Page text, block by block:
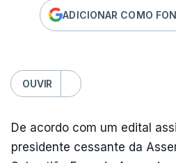
ADICIONAR COMO
OUVIR
De acordo com um edital
presidente cessante da